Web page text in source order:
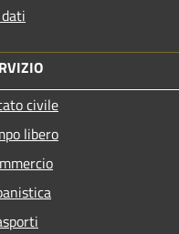
civile
libero